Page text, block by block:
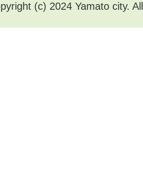
(c) 2024 Yamato city.